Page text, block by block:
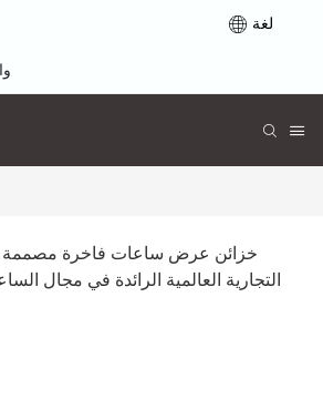
لغة
خزائن عرض ساعات فاخرة مصممة
التجارية العالمية الرائدة في مجال